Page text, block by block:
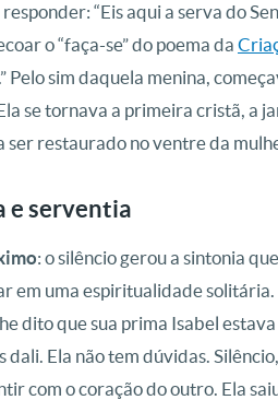
“Eis aqui a serva do
o “faça-se” do poema da
Pelo sim daquela menina,
se tornava a primeira cristã, a
ser restaurado no ventre da
e serventia
: o silêncio gerou a sintonia
em uma espiritualidade
dito que sua prima Isabel
dali. Ela não tem dúvidas.
com o coração do outro. Ela